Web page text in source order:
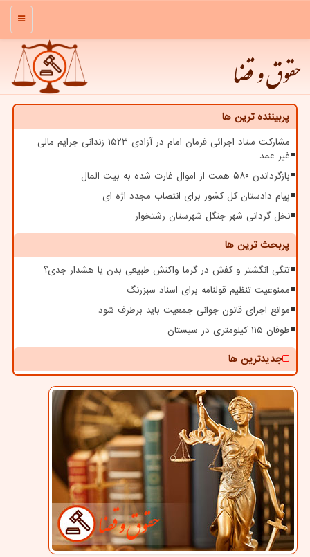
منو
حقوق و قضا
پربیننده ترین ها
مشارکت ستاد اجرائی فرمان امام در آزادی ۱۵۲۳ زندانی جرایم مالی
غیر عمد
بازگرداندن ۵۸۰ همت از اموال غارت شده به بیت المال
پیام دادستان کل کشور برای انتصاب مجدد اژه ای
نخل گردانی شهر جنگل شهرستان رشتخوار
پربحث ترین ها
تنگی انگشتر و کفش در گرما واکنش طبیعی بدن یا هشدار جدی؟
ممنوعیت تنظیم قولنامه برای اسناد سبزرنگ
موانع اجرای قانون جوانی جمعیت باید برطرف شود
طوفان ۱۱۵ کیلومتری در سیستان
جدیدترین ها